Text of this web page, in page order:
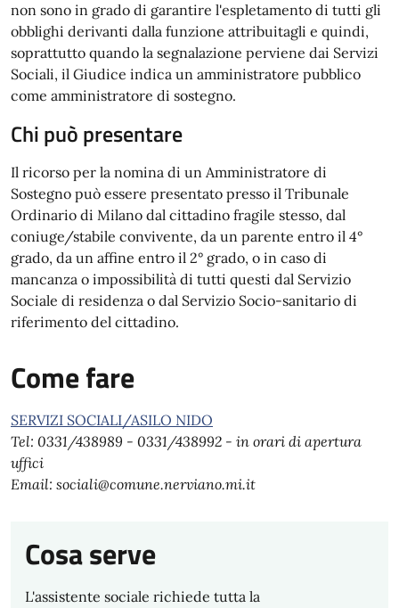
non sono in grado di garantire l'espletamento di tutti gli
obblighi derivanti dalla funzione attribuitagli e quindi,
soprattutto quando la segnalazione perviene dai Servizi
Sociali, il Giudice indica un amministratore pubblico
come amministratore di sostegno.
Chi può presentare
Il ricorso per la nomina di un Amministratore di
Sostegno può essere presentato presso il Tribunale
Ordinario di Milano dal cittadino fragile stesso, dal
coniuge/stabile convivente, da un parente entro il 4°
grado, da un affine entro il 2° grado, o in caso di
mancanza o impossibilità di tutti questi dal Servizio
Sociale di residenza o dal Servizio Socio-sanitario di
riferimento del cittadino.
Come fare
SERVIZI SOCIALI/ASILO NIDO
Tel: 0331/438989 - 0331/438992 - in orari di apertura
uffici
Email: sociali@comune.nerviano.mi.it
Cosa serve
L'assistente sociale richiede tutta la